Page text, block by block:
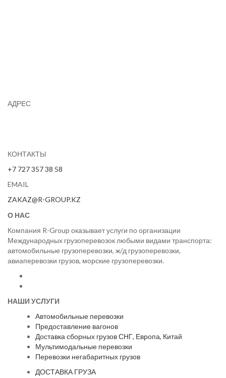
АДРЕС
КОНТАКТЫ
+7 727 357 38 58
EMAIL
ZAKAZ@R-GROUP.KZ
О НАС
Компания R-Group оказывает услуги по организации
Международных грузоперевозок любыми видами транспорта:
автомобильные грузоперевозки, ж/д грузоперевозки,
авиаперевозки грузов, морские грузоперевозки.
НАШИ УСЛУГИ
Автомобильные перевозки
Предоставление вагонов
Доставка сборных грузов СНГ, Европа, Китай
Мультимодальные перевозки
Перевозки негабаритных грузов
ДОСТАВКА ГРУЗА